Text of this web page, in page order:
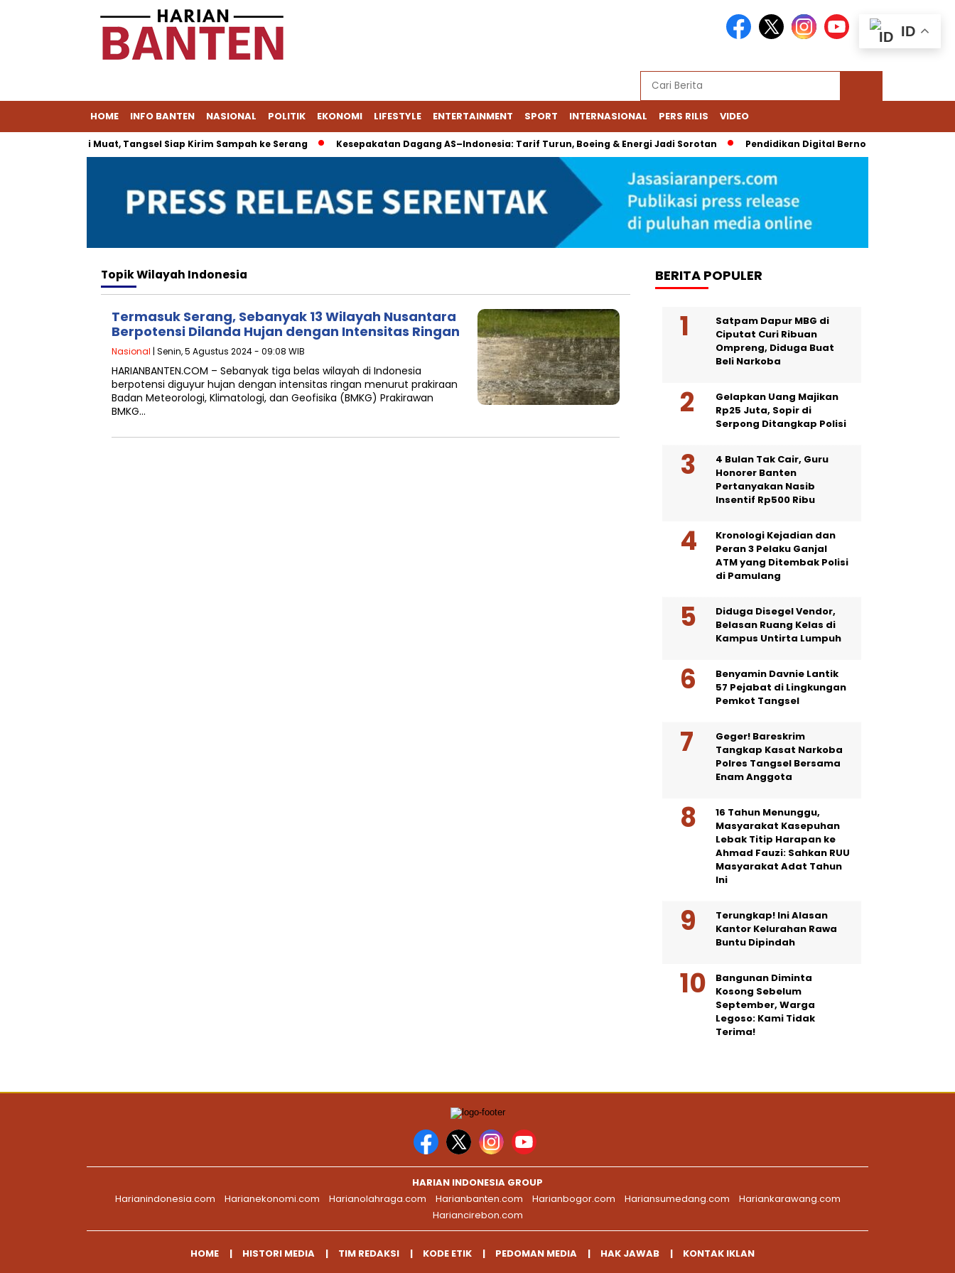
HOME INFO BANTEN NASIONAL POLITIK EKONOMI LIFESTYLE ENTERTAINMENT SPORT INTERNASIONAL PERS RILIS VIDEO
Tak Lagi Muat, Tangsel Siap Kirim Sampah ke Serang Kesepakatan Dagang AS–Indonesia: Tarif Turun, Boeing & Energi Jadi Sorotan Pendidikan Digital Bernoda: Chromebook
TopikWilayah Indonesia
Termasuk Serang, Sebanyak 13 Wilayah Nusantara
Berpotensi Dilanda Hujan dengan Intensitas Ringan
Nasional | Senin, 5 Agustus 2024 - 09:08 WIB
HARIANBANTEN.COM – Sebanyak tiga belas wilayah di Indonesia
berpotensi diguyur hujan dengan intensitas ringan menurut prakiraan
Badan Meteorologi, Klimatologi, dan Geofisika (BMKG) Prakirawan
BMKG…
BERITA POPULER
Satpam Dapur MBG di
Ciputat Curi Ribuan
Ompreng, Diduga Buat
Beli Narkoba
Gelapkan Uang Majikan
Rp25 Juta, Sopir di
Serpong Ditangkap Polisi
4 Bulan Tak Cair, Guru
Honorer Banten
Pertanyakan Nasib
Insentif Rp500 Ribu
Kronologi Kejadian dan
Peran 3 Pelaku Ganjal
ATM yang Ditembak Polisi
di Pamulang
Diduga Disegel Vendor,
Belasan Ruang Kelas di
Kampus Untirta Lumpuh
Benyamin Davnie Lantik
57 Pejabat di Lingkungan
Pemkot Tangsel
Geger! Bareskrim
Tangkap Kasat Narkoba
Polres Tangsel Bersama
Enam Anggota
16 Tahun Menunggu,
Masyarakat Kasepuhan
Lebak Titip Harapan ke
Ahmad Fauzi: Sahkan RUU
Masyarakat Adat Tahun
Ini
Terungkap! Ini Alasan
Kantor Kelurahan Rawa
Buntu Dipindah
Bangunan Diminta
Kosong Sebelum
September, Warga
Legoso: Kami Tidak
Terima!
ID
HARIAN INDONESIA GROUP
Harianindonesia.com
Harianekonomi.com Harianolahraga.com Harianbanten.com Harianbogor.com Hariansumedang.com
Hariankarawang.com
Hariancirebon.com
HOME HISTORI MEDIA TIM REDAKSI KODE ETIK PEDOMAN MEDIA HAK JAWAB KONTAK IKLAN